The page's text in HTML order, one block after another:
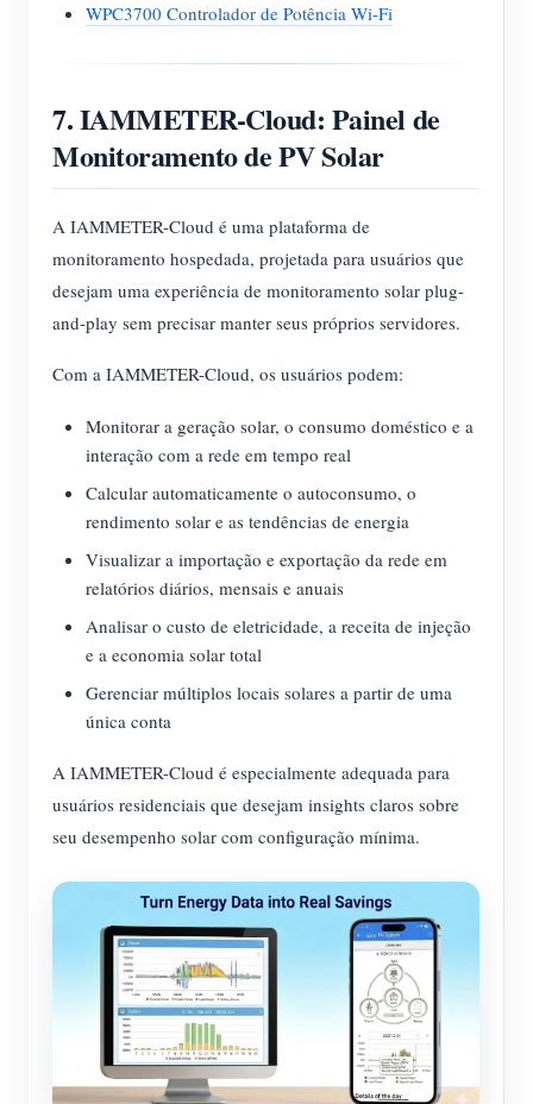
WPC3700 Controlador de Potência Wi-Fi
7. IAMMETER-Cloud: Painel de
Monitoramento de PV Solar
A IAMMETER-Cloud é uma plataforma de
monitoramento hospedada, projetada para usuários que
desejam uma experiência de monitoramento solar plug-
and-play sem precisar manter seus próprios servidores.
Com a IAMMETER-Cloud, os usuários podem:
Monitorar a geração solar, o consumo doméstico e a
interação com a rede em tempo real
Calcular automaticamente o autoconsumo, o
rendimento solar e as tendências de energia
Visualizar a importação e exportação da rede em
relatórios diários, mensais e anuais
Analisar o custo de eletricidade, a receita de injeção
e a economia solar total
Gerenciar múltiplos locais solares a partir de uma
única conta
A IAMMETER-Cloud é especialmente adequada para
usuários residenciais que desejam insights claros sobre
seu desempenho solar com configuração mínima.